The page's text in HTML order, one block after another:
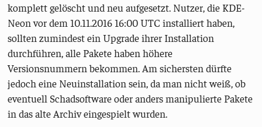
komplett gelöscht und neu aufgesetzt. Nutzer, die KDE-
Neon vor dem 10.11.2016 16:00 UTC installiert haben,
sollten zumindest ein Upgrade ihrer Installation
durchführen, alle Pakete haben höhere
Versionsnummern bekommen. Am sichersten dürfte
jedoch eine Neuinstallation sein, da man nicht weiß, ob
eventuell Schadsoftware oder anders manipulierte Pakete
in das alte Archiv eingespielt wurden.